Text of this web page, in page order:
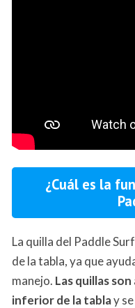
¿Cuál es la
La quilla del Paddle
de la tabla, ya que
manejo. Las quillas
inferior de la tablay